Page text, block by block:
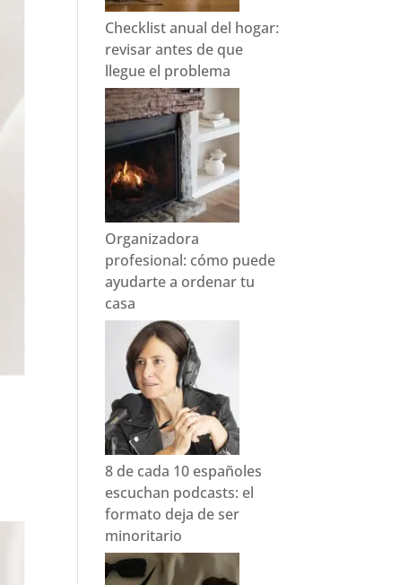
Checklist anual del hogar:
revisar antes de que
llegue el problema
Organizadora
profesional: cómo puede
ayudarte a ordenar tu
casa
8 de cada 10 españoles
escuchan podcasts: el
formato deja de ser
minoritario